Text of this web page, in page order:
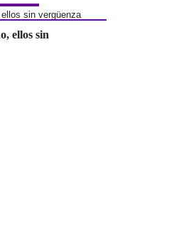
ellos sin